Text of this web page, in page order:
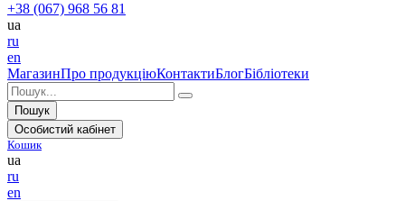
+38 (067) 968 56 81
ua
ru
en
МагазинПро продукціюКонтактиБлогБібліотеки
Пошук
Особистий кабінет
Кошик
ua
ru
en